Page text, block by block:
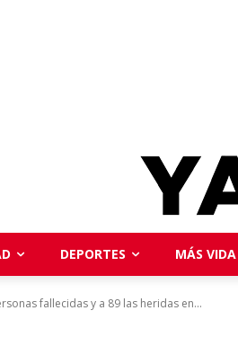
DEPORTES MÁS VIDA
fallecidas y a 89 las heridas en...